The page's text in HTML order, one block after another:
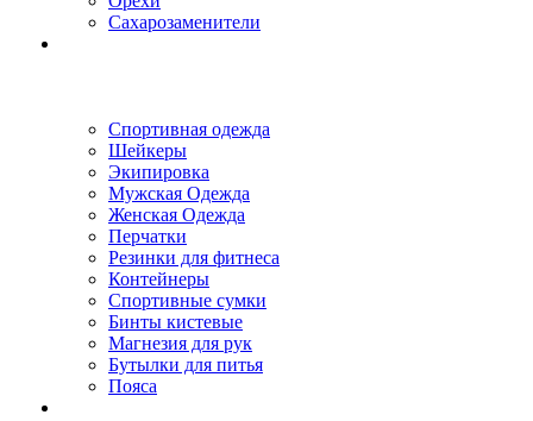
Сахарозаменители
Спортивная одежда
Шейкеры
Экипировка
Мужская Одежда
Женская Одежда
Перчатки
Резинки для фитнеса
Контейнеры
Спортивные сумки
Бинты кистевые
Магнезия для рук
Бутылки для питья
Пояса